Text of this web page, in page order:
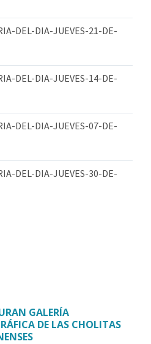
DEL-DIA-JUEVES-21-DE-
DEL-DIA-JUEVES-14-DE-
DEL-DIA-JUEVES-07-DE-
DEL-DIA-JUEVES-30-DE-
GALERÍA
DE LAS CHOLITAS